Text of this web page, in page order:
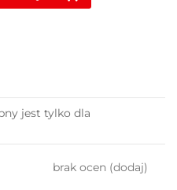
jest tylko dla
brak ocen (dodaj)